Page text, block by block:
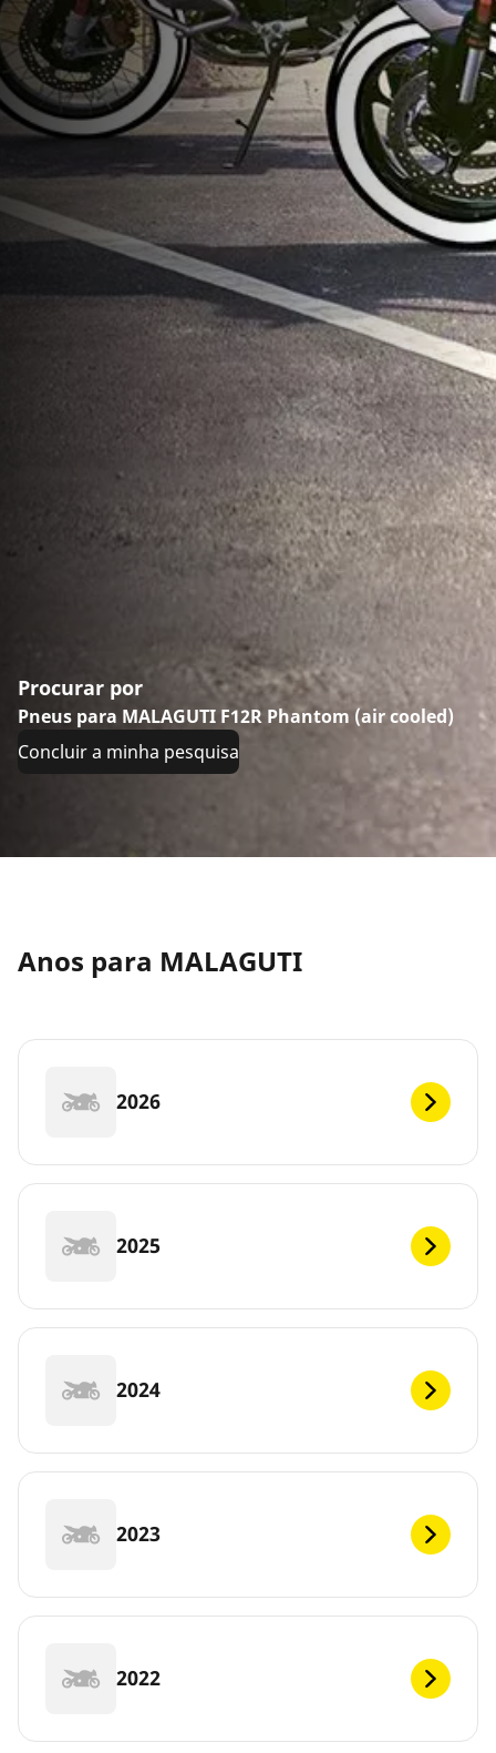
Procurar por
Pneus para MALAGUTI F12R Phantom (air cooled)
Concluir a minha pesquisa
Anos para MALAGUTI
2026
2025
2024
2023
2022